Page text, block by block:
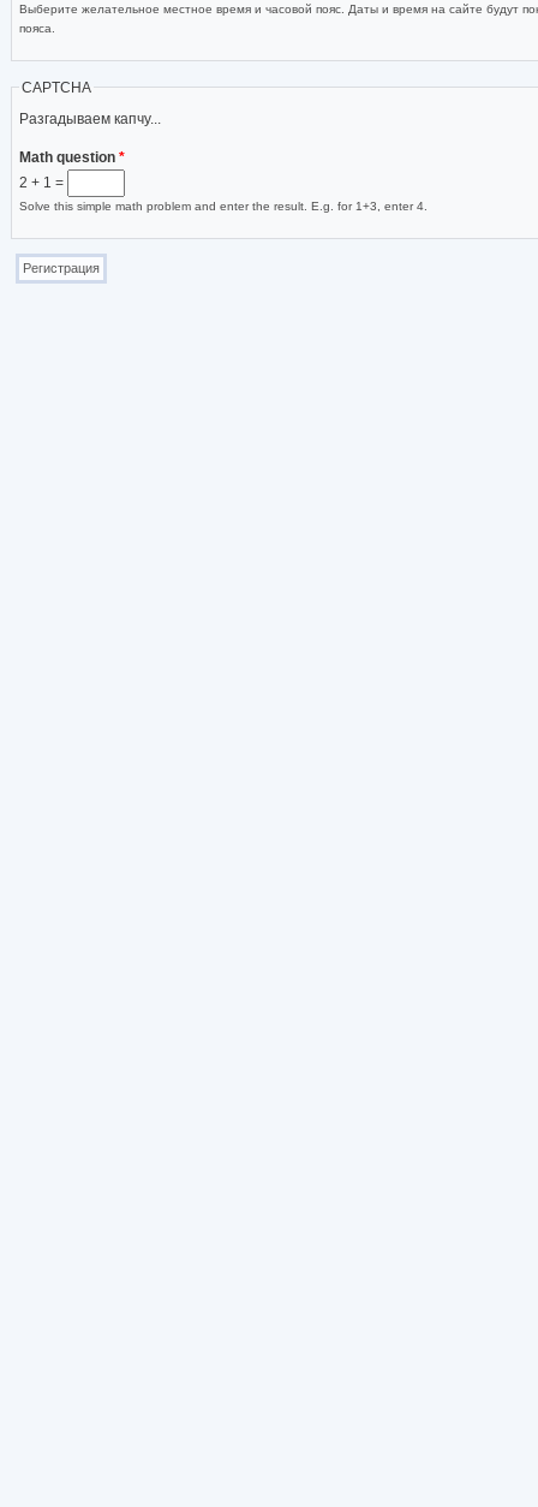
Выберите желательное местное время и часовой пояс. Даты и время на сайте будут
пояса.
CAPTCHA
Разгадываем капчу...
Math question *
2 + 1 =
Solve this simple math problem and enter the result. E.g. for 1+3, enter 4.